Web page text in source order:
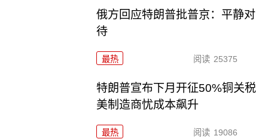
俄方回应特朗普批普京：平静对
待
最热 阅读 25375
特朗普宣布下月开征50%铜关税
美制造商忧成本飙升
最热 阅读 19086